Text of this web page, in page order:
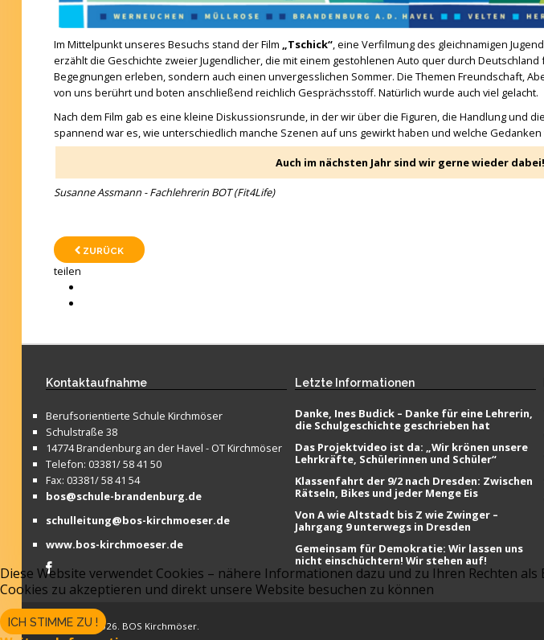
Im Mittelpunkt unseres Besuchs stand der Film „Tschick“, eine Verfilmung des gleichnamigen
erzählt die Geschichte zweier Jugendlicher, die mit einem gestohlenen Auto quer durch
Begegnungen erleben, sondern auch einen unvergesslichen Sommer. Die Themen Freundschaft,
von uns berührt und boten anschließend reichlich Gesprächsstoff. Natürlich wurde auch viel gelacht.
Nach dem Film gab es eine kleine Diskussionsrunde, in der wir über die Figuren, die Handlung und
spannend war es, wie unterschiedlich manche Szenen auf uns gewirkt haben und welche
Auch im nächsten Jahr sind wir gerne wieder dabei!
Susanne Assmann - Fachlehrerin BOT (Fit4Life)
ZURÜCK
teilen
Kontaktaufnahme
Berufsorientierte Schule Kirchmöser
Schulstraße 38
14774 Brandenburg an der Havel - OT Kirchmöser
Telefon: 03381/ 58 41 50
Fax: 03381/ 58 41 54
bos@schule-brandenburg.de
schulleitung@bos-kirchmoeser.de
www.bos-kirchmoeser.de
Letzte Informationen
Danke, Ines Budick – Danke für eine Lehrerin,
die Schulgeschichte geschrieben hat
Das Projektvideo ist da: „Wir krönen unsere
Lehrkräfte, Schülerinnen und Schüler“
Klassenfahrt der 9/2 nach Dresden: Zwischen
Rätseln, Bikes und jeder Menge Eis
Von A wie Altstadt bis Z wie Zwinger –
Jahrgang 9 unterwegs in Dresden
Gemeinsam für Demokratie: Wir lassen uns
nicht einschüchtern! Wir stehen auf!
Copyright © 2026. BOS Kirchmöser.
Diese Website verwendet Cookies – nähere Informationen dazu und zu Ihren Rechten
Cookies zu akzeptieren und direkt unsere Website besuchen zu können
ICH STIMME ZU !